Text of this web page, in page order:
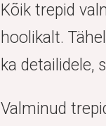
Kõik trepid
hoolikalt.
ka detailidele,
Valminud